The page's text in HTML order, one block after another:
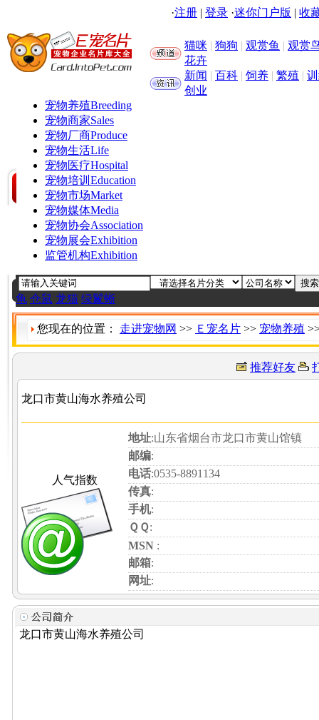
·注册 | 登录 ·迷你门户版 | 收
猫咪 | 狗狗 | 观赏鱼 | 观赏
花卉
新闻 | 百科 | 饲养 | 繁殖 |
创业
宠物养殖Breeding
宠物商家Sales
宠物厂商Produce
宠物生活Life
宠物医疗Hospital
宠物培训 Education
宠物市场Market
宠物媒体Media
宠物协会Association
宠物展会Exhibition
监管机构Exhibition
龟 仓鼠 龙猫 绿鬣蜥
您现在的位置： 走进宠物网 >> Ｅ宠名片 >> 宠物养殖
推荐好友
龙口市黄山海水养殖公司
人气指数
地址:山东省烟台市龙口市黄山馆镇
邮编:
电话:0535-8891134
传真:
手机:
ＱＱ:
MSN :
邮箱:
网址:
龙口市黄山海水养殖公司